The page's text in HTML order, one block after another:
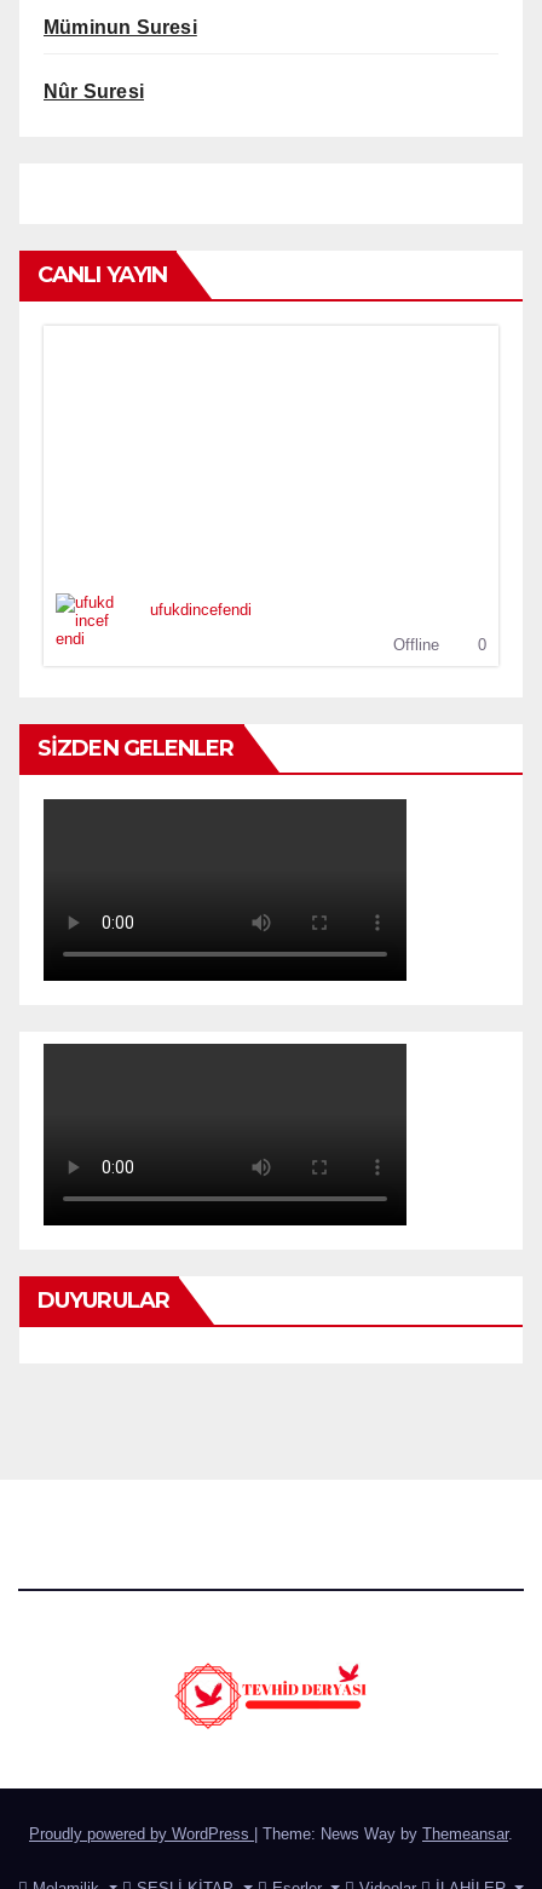
Müminun Suresi
Nûr Suresi
CANLI YAYIN
ufukdincefendi
Offline
0
SİZDEN GELENLER
DUYURULAR
Proudly powered by WordPress Theme: News Way by Themeansar.